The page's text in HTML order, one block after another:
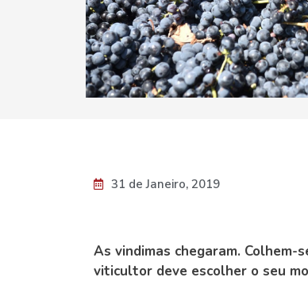
31 de Janeiro, 2019
As vindimas chegaram.
viticultor deve escolher o seu